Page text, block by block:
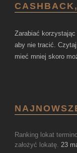
Zarabiać
aby nie tracić.
mieć mniej skoro
Ranking lokat
założyć lokatę. 23